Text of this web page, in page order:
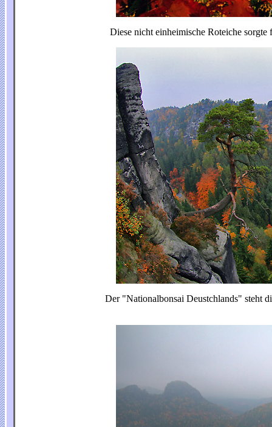
Diese nicht einheimische Roteiche
Der "Nationalbonsai Deustchlands" steht